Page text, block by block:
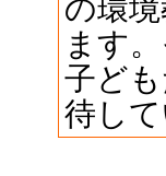
の環
ます
子ど
待して